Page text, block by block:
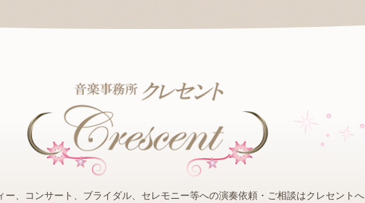
ー、コンサート、ブライダル、セレモニー等への演奏依頼・ご相談はクレセントへ